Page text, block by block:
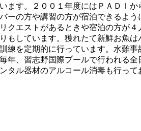
す。２００１年度にはＰＡＤＩ
の方や講習の方が宿泊できるよ
エストがあるときや宿泊の方が
しています。獲れたて新鮮お魚
を定期的に行っています。水難
、習志野国際プールで行われる
ル器材のアルコール消毒も行って